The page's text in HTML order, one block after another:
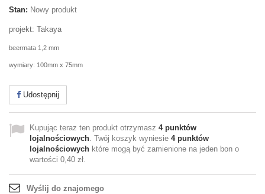
Stan: Nowy produkt
projekt: Takaya
beermata 1,2 mm
wymiary: 100mm x 75mm
Udostępnij
Kupując teraz ten produkt otrzymasz 4punktów
lojalnościowych. Twój koszyk wyniesie 4punktów
lojalnościowych które mogą być zamienione na jeden bon o
wartości 0,40 zł.
Wyślij do znajomego